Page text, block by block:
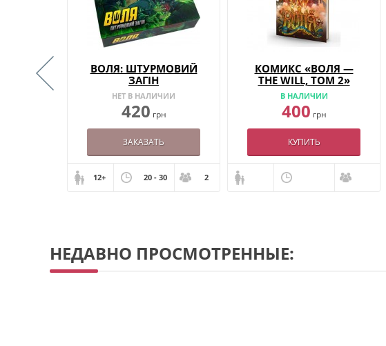
ВОЛЯ: ШТУРМОВИЙ
ЗАГІН
НЕТ В НАЛИЧИИ
420 грн
ЗАКАЗАТЬ
12+ 20 - 30 2
КОМИКС «ВОЛЯ —
THE WILL, ТОМ 2»
В НАЛИЧИИ
400 грн
КУПИТЬ
НЕДАВНО ПРОСМОТРЕННЫЕ: